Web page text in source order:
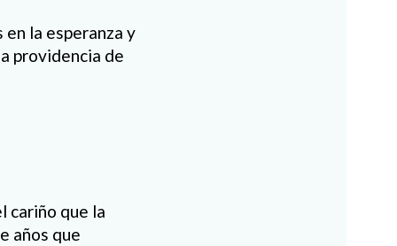
la esperanza y
providencia de
cariño que la
años que